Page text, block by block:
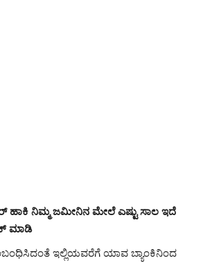
ಹಾಕಿ ನಿಮ್ಮ ಜಮೀನಿನ ಮೇಲೆ ಎಷ್ಟು ಸಾಲ ಇದೆ
ಮಾಡಿ
ಇಲ್ಲಿಯವರೆಗೆ ಯಾವ ಬ್ಯಾಂಕಿನಿಂದ